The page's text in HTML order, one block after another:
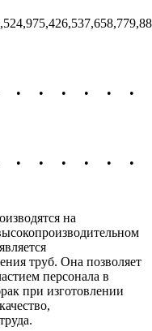
4,975,426,537,658,779,88
• • • • • •
• • • • • •
на
труб. Она позволяет
персонала в
при изготовлении